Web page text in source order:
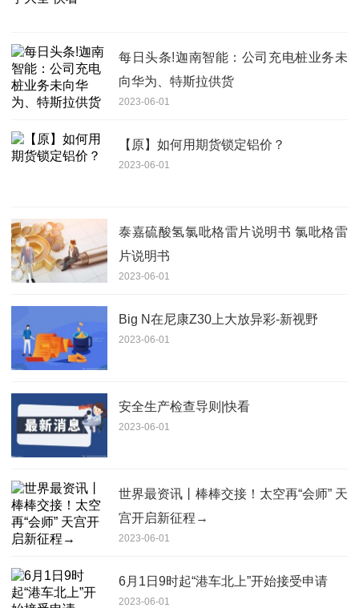
每日头条!迦南智能：公司充电桩业务未
向华为、特斯拉供货
2023-06-01
【原】如何用期货锁定铝价？
2023-06-01
泰嘉硫酸氢氯吡格雷片说明书 氯吡格雷
片说明书
2023-06-01
Big N在尼康Z30上大放异彩-新视野
2023-06-01
安全生产检查导则|快看
2023-06-01
世界最资讯丨棒棒交接！太空再“会师” 天
宫开启新征程→
2023-06-01
6月1日9时起“港车北上”开始接受申请
2023-06-01